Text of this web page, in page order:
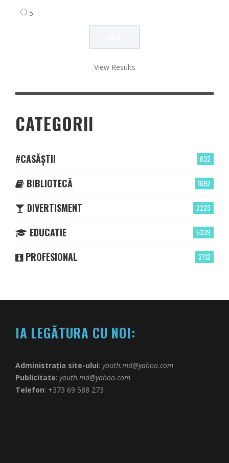
5
View Results
CATEGORII
632
#CASĂȘTII
1692
BIBLIOTECĂ
2223
DIVERTISMENT
5339
EDUCATIE
2712
PROFESIONAL
IA LEGĂTURA CU NOI:
Administrația site-ului: youth.md@yahoo.com
Publicitate: youth.md@yahoo.com
Telefon: +373 69 588 273